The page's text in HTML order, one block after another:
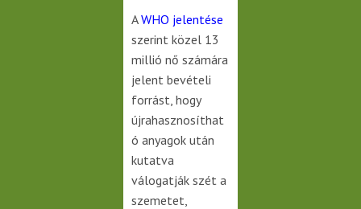
A WHO jelentése
szerint közel 13
millió nő számára
jelent bevételi
forrást, hogy
újrahasznosíthat
ó anyagok után
kutatva
válogatják szét a
szemetet,